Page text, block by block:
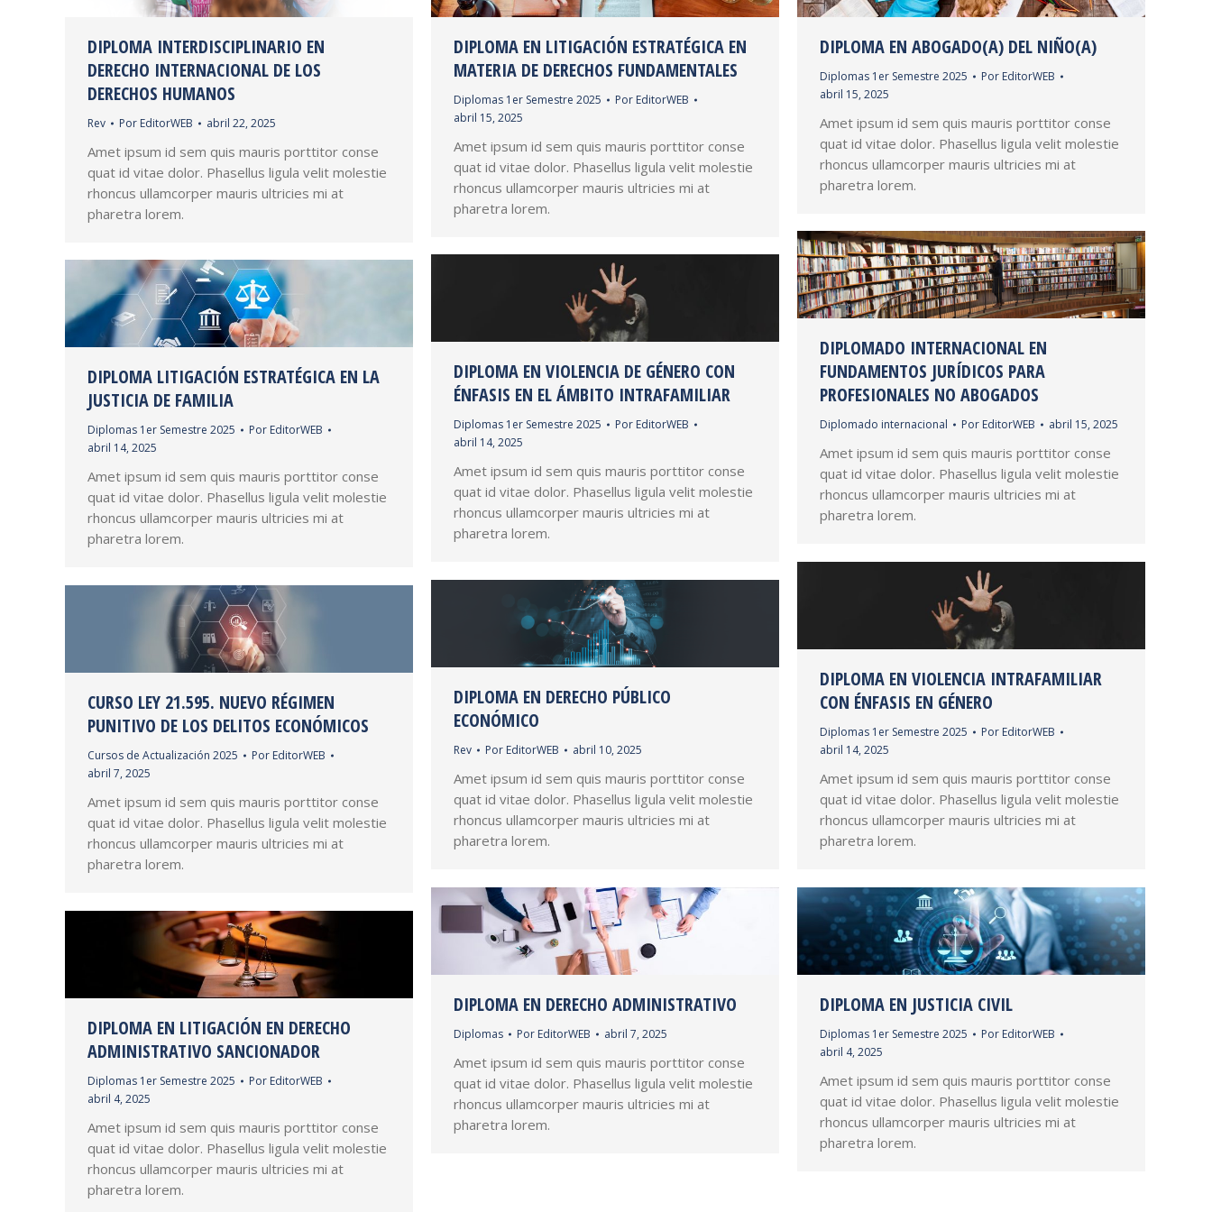
DIPLOMA INTERDISCIPLINARIO EN
DERECHO INTERNACIONAL DE LOS
DERECHOS HUMANOS
Rev Por EditorWEB abril 22, 2025
Amet ipsum id sem quis mauris porttitor conse
quat id vitae dolor. Phasellus ligula velit molestie
rhoncus ullamcorper mauris ultricies mi at
pharetra lorem.
DIPLOMA EN LITIGACIÓN ESTRATÉGICA EN
MATERIA DE DERECHOS FUNDAMENTALES
Diplomas 1er Semestre 2025 Por EditorWEB
abril 15, 2025
Amet ipsum id sem quis mauris porttitor conse
quat id vitae dolor. Phasellus ligula velit molestie
rhoncus ullamcorper mauris ultricies mi at
pharetra lorem.
DIPLOMA EN ABOGADO(A) DEL NIÑO(A)
Diplomas 1er Semestre 2025 Por EditorWEB
abril 15, 2025
Amet ipsum id sem quis mauris porttitor conse
quat id vitae dolor. Phasellus ligula velit molestie
rhoncus ullamcorper mauris ultricies mi at
pharetra lorem.
DIPLOMADO INTERNACIONAL EN
FUNDAMENTOS JURÍDICOS PARA
PROFESIONALES NO ABOGADOS
Diplomado internacional Por EditorWEB abril 15, 2025
Amet ipsum id sem quis mauris porttitor conse
quat id vitae dolor. Phasellus ligula velit molestie
rhoncus ullamcorper mauris ultricies mi at
pharetra lorem.
DIPLOMA EN VIOLENCIA DE GÉNERO CON
ÉNFASIS EN EL ÁMBITO INTRAFAMILIAR
Diplomas 1er Semestre 2025 Por EditorWEB
abril 14, 2025
Amet ipsum id sem quis mauris porttitor conse
quat id vitae dolor. Phasellus ligula velit molestie
rhoncus ullamcorper mauris ultricies mi at
pharetra lorem.
DIPLOMA LITIGACIÓN ESTRATÉGICA EN LA
JUSTICIA DE FAMILIA
Diplomas 1er Semestre 2025 Por EditorWEB
abril 14, 2025
Amet ipsum id sem quis mauris porttitor conse
quat id vitae dolor. Phasellus ligula velit molestie
rhoncus ullamcorper mauris ultricies mi at
pharetra lorem.
DIPLOMA EN VIOLENCIA INTRAFAMILIAR
CON ÉNFASIS EN GÉNERO
Diplomas 1er Semestre 2025 Por EditorWEB
abril 14, 2025
Amet ipsum id sem quis mauris porttitor conse
quat id vitae dolor. Phasellus ligula velit molestie
rhoncus ullamcorper mauris ultricies mi at
pharetra lorem.
DIPLOMA EN DERECHO PÚBLICO
ECONÓMICO
Rev Por EditorWEB abril 10, 2025
Amet ipsum id sem quis mauris porttitor conse
quat id vitae dolor. Phasellus ligula velit molestie
rhoncus ullamcorper mauris ultricies mi at
pharetra lorem.
CURSO LEY 21.595. NUEVO RÉGIMEN
PUNITIVO DE LOS DELITOS ECONÓMICOS
Cursos de Actualización 2025 Por EditorWEB
abril 7, 2025
Amet ipsum id sem quis mauris porttitor conse
quat id vitae dolor. Phasellus ligula velit molestie
rhoncus ullamcorper mauris ultricies mi at
pharetra lorem.
DIPLOMA EN DERECHO ADMINISTRATIVO
Diplomas Por EditorWEB abril 7, 2025
Amet ipsum id sem quis mauris porttitor conse
quat id vitae dolor. Phasellus ligula velit molestie
rhoncus ullamcorper mauris ultricies mi at
pharetra lorem.
DIPLOMA EN JUSTICIA CIVIL
Diplomas 1er Semestre 2025 Por EditorWEB
abril 4, 2025
Amet ipsum id sem quis mauris porttitor conse
quat id vitae dolor. Phasellus ligula velit molestie
rhoncus ullamcorper mauris ultricies mi at
pharetra lorem.
DIPLOMA EN LITIGACIÓN EN DERECHO
ADMINISTRATIVO SANCIONADOR
Diplomas 1er Semestre 2025 Por EditorWEB
abril 4, 2025
Amet ipsum id sem quis mauris porttitor conse
quat id vitae dolor. Phasellus ligula velit molestie
rhoncus ullamcorper mauris ultricies mi at
pharetra lorem.